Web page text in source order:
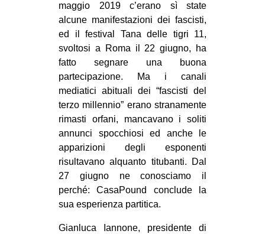
SPORT POPOLARE
MOVIMENTI
AMBIENTE
DIRITTO ALL’ABITARE
GENERI
MIGRAZIONI
PRECARIATO
STUDENTI
CULTURE
maggio 2019 c’erano sì state
alcune manifestazioni dei fascisti,
ed il festival Tana delle tigri 11,
svoltosi a Roma il 22 giugno, ha
fatto segnare una buona
partecipazione. Ma i canali
mediatici abituali dei “fascisti del
terzo millennio” erano stranamente
rimasti orfani, mancavano i soliti
annunci spocchiosi ed anche le
apparizioni degli esponenti
risultavano alquanto titubanti. Dal
27 giugno ne conosciamo il
perché: CasaPound conclude la
sua esperienza partitica.
Gianluca Iannone, presidente di